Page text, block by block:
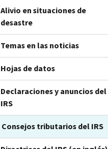
Alivio en situaciones de
desastre
Temas en las noticias
Hojas de datos
Declaraciones y anuncios del
IRS
Consejos tributarios del IRS